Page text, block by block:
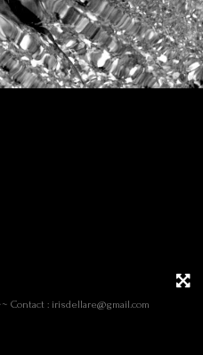
Contact : irisdellare@gmail.com